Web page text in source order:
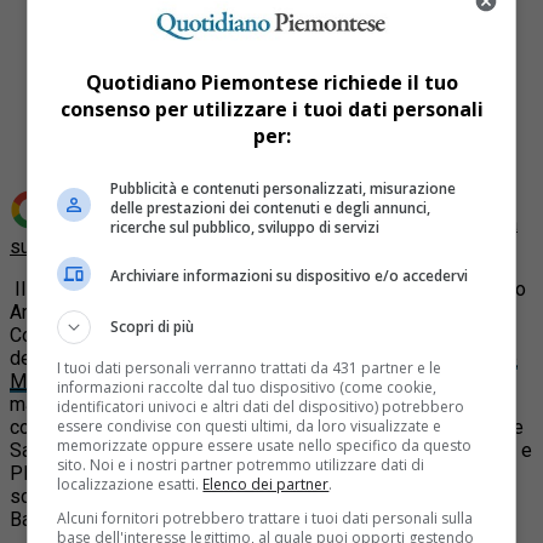
Share
Tweet
Aggiungi Quotidiano Piemontese come
Fonte preferita
su Google
Il Consiglio dei Ministri, su proposta del Ministro dell’interno
Annamaria Cancellieri, ha disposto lo scioglimento di sette
Comuni per infiltrazioni mafiose tra cui il consiglio comunale
del comune di Leinì coinvolto pesantemente nell’
operazione
Minotauro, con protagonista l’ndrangheta, che ha visto in
manette tra gli altri l’ex sindaco Nevio Coral. Gli altri comuni
coinvolti sono Pagani, in provincia di Salerno, di Racalmuto e
Salemi in Sicilia, di Gragnano nel Napoletano, di Bova Marina e
Platì in Calabria. E’ il secondo caso in cui in Piemonte viene
sciolto per Mafia un consiglio comunale dopo il caso di
Bardonecchia nel 1995.
Quotidiano Piemontese richiede il tuo
consenso per utilizzare i tuoi dati personali
per:
Pubblicità e contenuti personalizzati, misurazione
delle prestazioni dei contenuti e degli annunci,
ricerche sul pubblico, sviluppo di servizi
Archiviare informazioni su dispositivo e/o accedervi
Scopri di più
I tuoi dati personali verranno trattati da 431 partner e le
informazioni raccolte dal tuo dispositivo (come cookie,
identificatori univoci e altri dati del dispositivo) potrebbero
essere condivise con questi ultimi, da loro visualizzate e
memorizzate oppure essere usate nello specifico da questo
sito. Noi e i nostri partner potremmo utilizzare dati di
localizzazione esatti. Elenco dei partner.
Alcuni fornitori potrebbero trattare i tuoi dati personali sulla
base dell'interesse legittimo, al quale puoi opporti gestendo